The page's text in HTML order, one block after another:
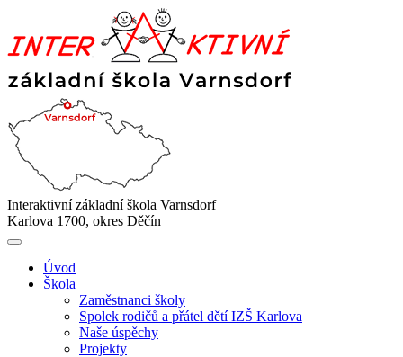
Interaktivní základní škola Varnsdorf
Karlova 1700, okres Děčín
Úvod
Škola
Zaměstnanci školy
Spolek rodičů a přátel dětí IZŠ Karlova
Naše úspěchy
Projekty